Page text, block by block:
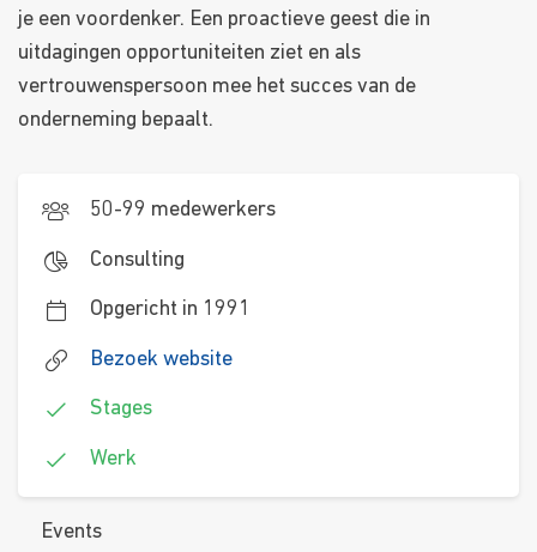
je een voordenker. Een proactieve geest die in
uitdagingen opportuniteiten ziet en als
vertrouwenspersoon mee het succes van de
onderneming bepaalt.
50-99 medewerkers
Consulting
Opgericht in 1991
Bezoek website
Stages
Werk
Events